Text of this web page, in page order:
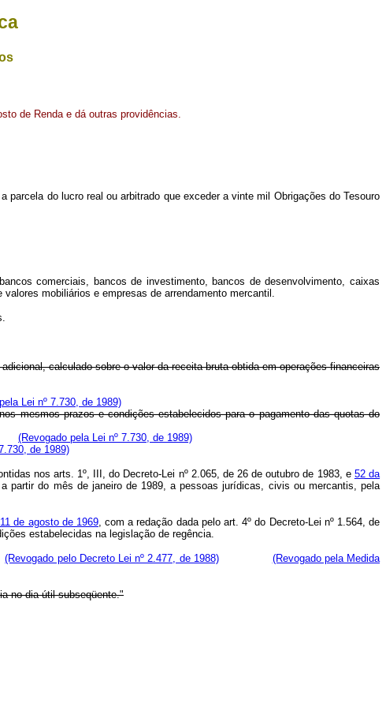
de Renda e dá outras providências.
parcela do lucro real ou arbitrado que exceder a vinte mil Obrigações do Tesouro
comerciais, bancos de investimento, bancos de desenvolvimento, caixas
mobiliários e empresas de arrendamento mercantil.
calculado sobre o valor da receita bruta obtida em operações financeiras
Lei nº 7.730, de 1989)
mesmos prazos e condições estabelecidos para o pagamento das quotas do
(Revogado pela Lei nº 7.730, de 1989)
de 1989)
nos arts. 1º, III, do Decreto-Lei nº 2.065, de 26 de outubro de 1983, e 52 da
partir do mês de janeiro de 1989, a pessoas jurídicas, civis ou mercantis, pela
de agosto de 1969, com a redação dada pelo art. 4º do Decreto-Lei nº 1.564, de
estabelecidas na legislação de regência.
(Revogado pelo Decreto Lei nº 2.477, de 1988)
(Revogado pela Medida
no dia útil subseqüente."